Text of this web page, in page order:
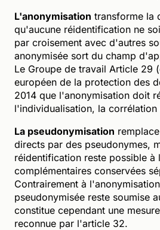
L'anonymisation transforme la
qu'aucune réidentification ne
par croisement avec d'autres
anonymisée sort du champ
Le Groupe de travail Article 29
européen de la protection des
2014 que l'anonymisation doit
l'individualisation, la
La pseudonymisation
directs par des pseudonymes,
réidentification reste possible
complémentaires conservées
Contrairement à
pseudonymisée reste soumise
constitue cependant une
reconnue par l'article 32.